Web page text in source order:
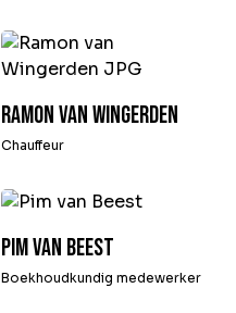
Ramon van Wingerden
Chauffeur
Pim van Beest
Boekhoudkundig medewerker